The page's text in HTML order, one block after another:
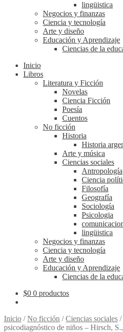
lingüistica
Negocios y finanzas
Ciencia y tecnología
Arte y diseño
Educación y Aprendizaje
Ciencias de la
Inicio
Libros
Literatura y Ficción
Novelas
Ciencia Ficción
Poesía
Cuentos
No ficción
Historia
Historia
Arte y música
Ciencias sociales
Antropología
Ciencia
Filosofía
Geografía
Sociología
Psicologia
lingüistica
Negocios y finanzas
Ciencia y tecnología
Arte y diseño
Educación y Aprendizaje
Ciencias de la
$0 0 productos
Inicio /No ficción /Ciencias sociales /
psicodiagnóstico de niños – Hirsch,